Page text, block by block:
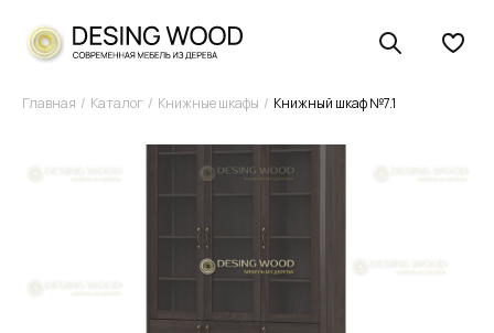
Главная Каталог Книжные шкафы Книжный шкаф №7.1